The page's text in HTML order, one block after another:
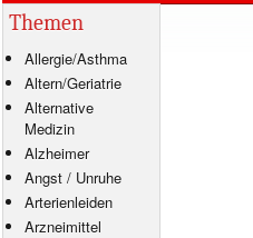
Themen
Allergie/Asthma
Altern/Geriatrie
Alternative
Medizin
Alzheimer
Angst / Unruhe
Arterienleiden
Arzneimittel